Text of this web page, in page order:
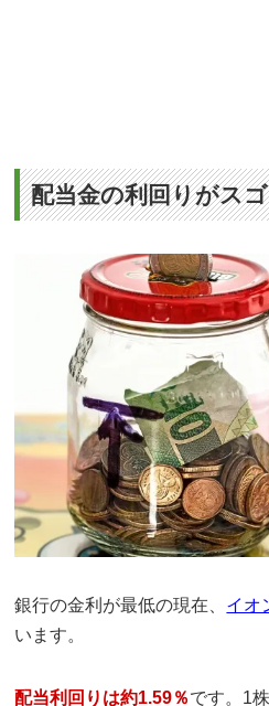
配当金の利回りがス
銀行の金利が最低の現在、 イオ
います。
配当利回りは約1.59％です。1